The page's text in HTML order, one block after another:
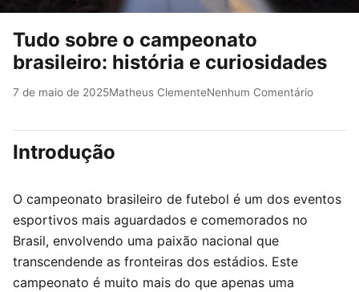
Tudo sobre o campeonato
brasileiro: história e curiosidades
7 de maio de 2025Matheus ClementeNenhum Comentário
Introdução
O campeonato brasileiro de futebol é um dos eventos
esportivos mais aguardados e comemorados no
Brasil, envolvendo uma paixão nacional que
transcendende as fronteiras dos estádios. Este
campeonato é muito mais do que apenas uma